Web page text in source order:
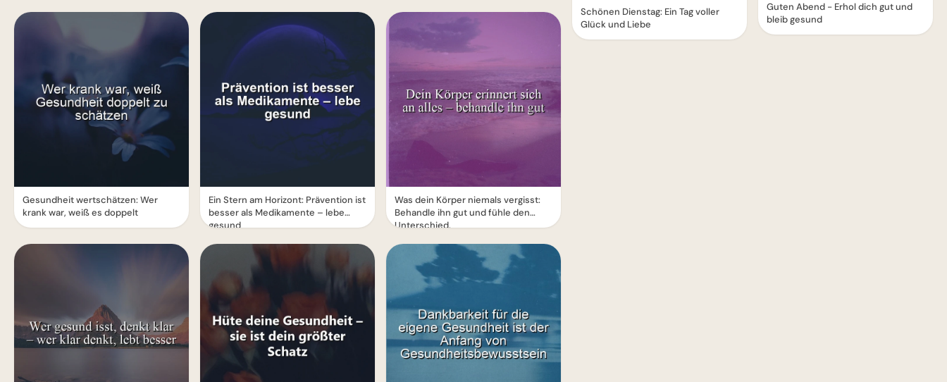
Gesundheit wertschätzen: Wer
krank war, weiß es doppelt
Ein Stern am Horizont: Prävention ist
besser als Medikamente – lebe
gesund
Was dein Körper niemals vergisst:
Behandle ihn gut und fühle den
Unterschied.
Schönen Dienstag: Ein Tag voller
Glück und Liebe
Guten Abend - Erhol dich gut und
bleib gesund